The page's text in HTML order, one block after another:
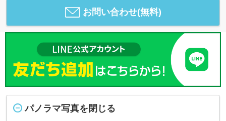
お問い合わせ(無料)
パノラマ写真を閉じる